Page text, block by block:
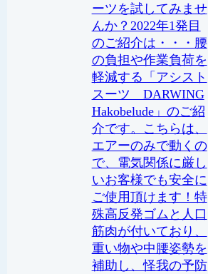
ーツを試してみませ
んか？2022年1発目
のご紹介は・・・腰
の負担や作業負荷を
軽減する「アシスト
スーツ DARWING
Hakobelude」のご紹
介です。こちらは、
エアーのみで動くの
で、電気関係に厳し
いお客様でも安全に
ご使用頂けます！特
殊高反発ゴムと人口
筋肉が付いており、
重い物や中腰姿勢を
補助し、怪我の予防